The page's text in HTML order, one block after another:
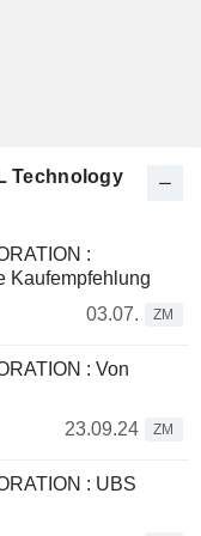
Technology
:
Kaufempfehlung
03.07.
ZM
: Von
23.09.24
ZM
: UBS